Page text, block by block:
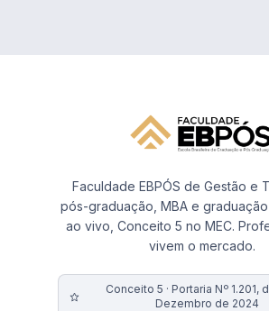
Faculdade EBPÓS de Gestão e
pós-graduação, MBA e
ao vivo, Conceito 5 no MEC.
vivem o mercado.
Conceito 5 · Portaria Nº 1.201,
Dezembro de 2024